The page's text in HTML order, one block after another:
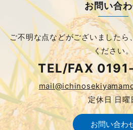
お問い合
ご不明な点などがございましたら
ください。
TEL/FAX
定休日 日曜
お問い合わ